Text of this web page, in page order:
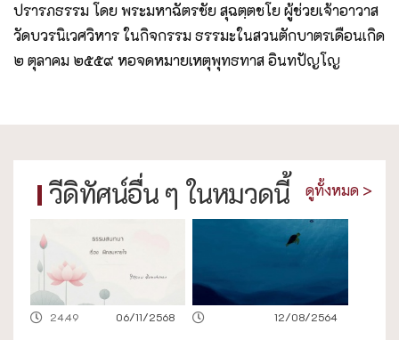
ปรารภธรรม โดย พระมหาฉัตรชัย สุฉตฺตชโย ผู้ช่วยเจ้าอาวาส
วัดบวรนิเวศวิหาร ในกิจกรรม ธรรมะในสวนตักบาตรเดือนเกิด
๒ ตุลาคม ๒๕๕๙ หอจดหมายเหตุพุทธทาส อินทปัญโญ
วีดิทัศน์อื่น ๆ ในหมวดนี้
06/11/2568
24.49 12/08/2564
ดูทั้งหมด >